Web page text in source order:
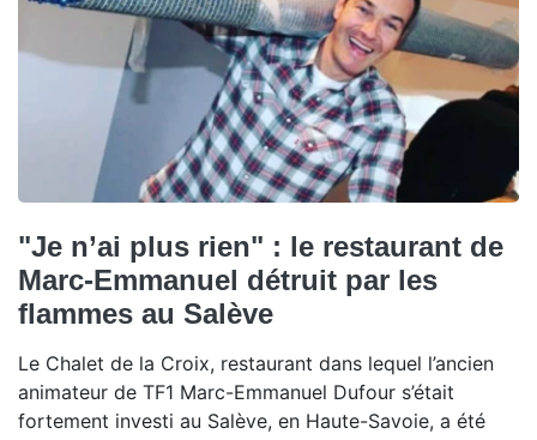
"Je n’ai plus rien" : le restaurant de
Marc-Emmanuel détruit par les
flammes au Salève
Le Chalet de la Croix, restaurant dans lequel l’ancien
animateur de TF1 Marc-Emmanuel Dufour s’était
fortement investi au Salève, en Haute-Savoie, a été